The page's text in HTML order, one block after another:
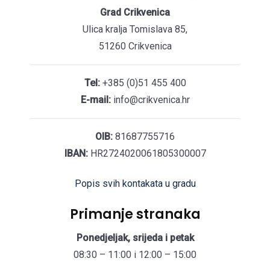
Grad Crikvenica
Ulica kralja Tomislava 85,
51260 Crikvenica
Tel:+385 (0)51 455 400
E-mail:info@crikvenica.hr
OIB: 81687755716
IBAN:HR2724020061805300007
Popis svih kontakata u gradu
Primanje stranaka
Ponedjeljak, srijeda i petak
08:30 – 11:00 i 12:00 – 15:00